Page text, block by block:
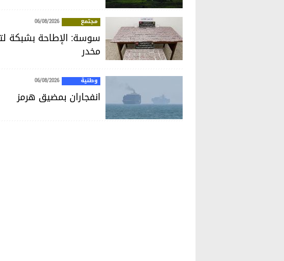
مجتمع 06/08/2026
مخدر
وطنية 06/08/2026
انفجاران بمضيق هرمز